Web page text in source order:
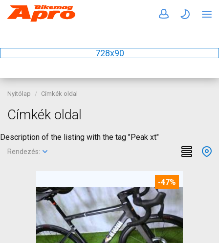
728x90
Nyitólap Címkék oldal
Címkék oldal
Description of the listing with the tag "Peak xt"
Rendezés:
-47%